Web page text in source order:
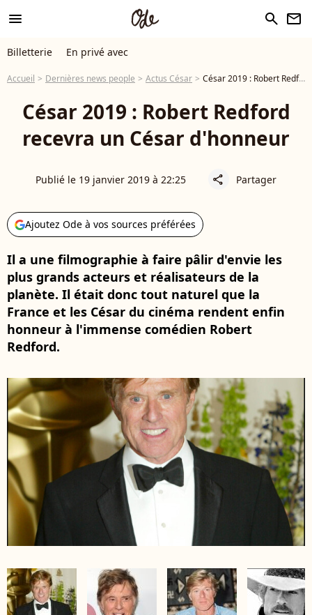
menu search newsletter
Billetterie En privé avec
Accueil Dernières news people Actus César César 2019 : Robert Redford recevra un César d'honneur
César 2019 : Robert Redford
recevra un César d'honneur
Publié le 19 janvier 2019 à 22:25 share Partager
Ajoutez Ode à vos sources préférées
Il a une filmographie à faire pâlir d'envie les
plus grands acteurs et réalisateurs de la
planète. Il était donc tout naturel que la
France et les César du cinéma rendent enfin
honneur à l'immense comédien Robert
Redford.